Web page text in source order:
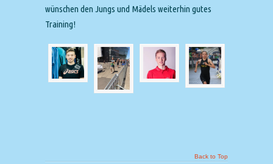
wünschen den Jungs und Mädels weiterhin gutes
Training!
Back to Top